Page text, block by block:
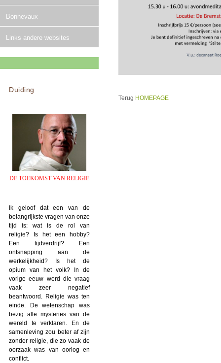
Bonnevaux
Links andere websites
Duiding
DE TOEKOMST VAN RELIGIE
Ik geloof dat een van de
belangrijkste vragen van onze
tijd is: wat is de rol van
religie? Is het een hobby?
Een tijdverdrijf? Een
ontsnapping aan de
werkelijkheid? Is het de
opium van het volk? In de
vorige eeuw werd die vraag
vaak zeer negatief
beantwoord. Religie was ten
einde. De wetenschap was
bezig alle mysteries van de
wereld te verklaren. En de
samenleving zou beter af zijn
zonder religie, die zo vaak de
oorzaak was van oorlog en
conflict.
Terug HOMEPAGE